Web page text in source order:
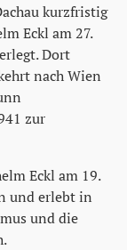
kurzfristig
Eckl am 27.
Dort
nach Wien
zur
Eckl am 19.
und erlebt in
und die